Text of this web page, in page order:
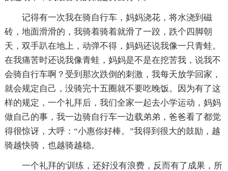
记得有一次我在骑自行车，妈妈浇花，将水浇到磁
砖，地面滑滑的，我骑着骑着就滑了一跤，跌个四脚朝
天，双手趴在地上，动弹不得，妈妈还说我像一只青蛙。
在我痛苦时还说我像青蛙，妈妈是不是在挖苦我，说我不
会骑自行车啊？受到那次跌倒的刺激，我每天放学回家，
就会规定自己，没骑完十五圈就不要吃晚饭。因为有了这
样的规定，一个礼拜后，我们全家一起去小学运动，妈妈
做自己的事，我一边骑自行车一边载弟弟，爸爸看了都觉
得很惊讶，大呼：“小惠你好棒。”我得到很大的鼓励，越
骑越快骑，也越骑越稳。
一个礼拜的'训练，还好没有浪费，反而有了成果，所